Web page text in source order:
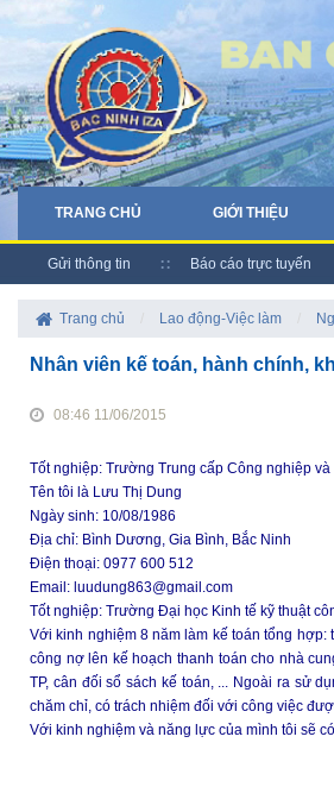
TRANG CHỦ GIỚI THIỆU
Gửi thông tin Báo cáo trực tuyến
Trang chủ Lao động-Việc làm
Nhân viên kế toán, hành chính,
08:46 11/06/2015
Tốt nghiệp: Trường Trung cấp Công nghiệp
Tên tôi là Lưu Thị Dung
Ngày sinh: 10/08/1986
Địa chỉ: Bình Dương, Gia Bình, Bắc Ninh
Điện thoại: 0977 600 512
Email: luudung863@gmail.com
Tốt nghiệp: Trường Đại học Kinh tế kỹ thuật
Với kinh nghiệm 8 năm làm kế toán tổng
công nợ lên kế hoạch thanh toán cho nhà
TP, cân đối sổ sách kế toán, ... Ngoài ra sử
chăm chỉ, có trách nhiệm đối với công việc
Với kinh nghiệm và năng lực của mình tôi sẽ